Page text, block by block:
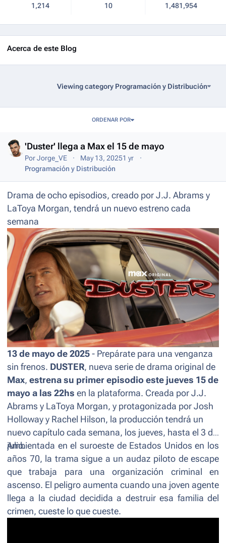
1,214
10
1,481,954
Acerca de este Blog
Viewing category Programación y Distribución
ORDENAR POR
'Duster' llega a Max el 15 de mayo
PorJorge_VE May 13, 20251 yr
Programación y Distribución
Drama de ocho episodios, creado por J.J. Abrams y
LaToya Morgan, tendrá un nuevo estreno cada
semana
13 de mayo de 2025 - Prepárate para una venganza
sin frenos. DUSTER, nueva serie de drama original de
Max, estrena su primer episodio este jueves 15 de
mayo a las 22hs en la plataforma. Creada por J.J.
Abrams y LaToya Morgan, y protagonizada por Josh
Holloway y Rachel Hilson, la producción tendrá un
nuevo capítulo cada semana, los jueves, hasta el 3 de
julio.
Ambientada en el suroeste de Estados Unidos en los
años 70, la trama sigue a un audaz piloto de escape
que trabaja para una organización criminal en
ascenso. El peligro aumenta cuando una joven agente
llega a la ciudad decidida a destruir esa familia del
crimen, cueste lo que cueste.